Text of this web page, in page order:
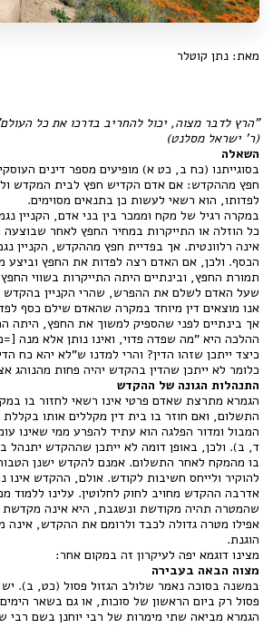
מאת: נתן קוטלר
"הרץ לדבר מצוה, יכול להחריב בדרכו את כל
(ר' ישראל מסלנט)
השאלה
בסוגייתנו (כח ב, כט א) מופיעים מספר דינים
חפץ מההקדש: אם אדם הקדיש חפץ לבית המקדש
לפדותו, הוא רשאי לעשות כן בתנאים מסוימים.
במקרה רגיל של מקח וממכר בין בני אדם, הקניין
כל הוזלה או התייקרות במחיר החפץ לאחר
אינה רלוונטית. אך בפדיית חפץ מההקדש, הקניין
הכסף. ולכן, אם האדם רצה לפדות את החפץ וביצע
תמורת החפץ, ובינתיים היתה התייקרות בשווי
שעל האדם לשלם את ההפרש, שהרי הקניין בהקדש
אנו מוצאים דין מיוחד במקרה שהאדם שילם כסף
אך בינתיים לפני שהספיק למשוך את החפץ, היתה
ההלכה היא "מה שפדה פדוי, ואינו נותן אלא מנה
כיצד ייתכן שזהו הדין? והרי למדנו ש"לא יהא כח
כלומר לא ייתכן שהדין בהקדש יהיה פחות מהנוהג
התנהלות הגונה של ההקדש
הגמרא מתרצת שאדם פרטי אינו רשאי לחזור בו
התשלום, ואם חוזר בו בית דין מקללים אותו
המבול ומדור הפלגה הוא עתיד להפרע ממי שאינו
ד, ב). ולכן, באופן דומה לא ייתכן שההקדש יתנהל
בו מהמקח לאחר התשלום. אמנם להקדש ישנן
להוקיר ולייחס חשיבות לקודש. אולם, ההקדש
אדרבה ההקדש מחויב לחוק לחלוטין. עלינו ללמוד
שהמטרה תהיה מקודשת ונשגבת, היא אינה מקדשת
אפילו מטרה גדולה לכבד ולרומם את ההקדש, אינה
הוגנת.
מצינו דוגמא יפה לעיקרון זה במקום אחר:
מצוה הבאה בעבירה
במשנה בסוכה נאמר שלולב הגזול פסול (כט, ב).
פסול רק ביום הראשון של סוכות, או גם בשאר
הגמרא מביאה שתי מימרות של רבי יוחנן בשם רבי